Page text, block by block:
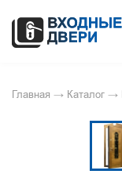
Главная → Каталог →